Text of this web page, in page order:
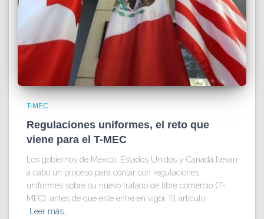
T-MEC
Regulaciones uniformes, el reto que
viene para el T-MEC
Los gobiernos de México, Estados Unidos y Canadá llevan
a cabo un proceso para contar con regulaciones
uniformes sobre su nuevo tratado de libre comercio (T-
MEC), antes de que éste entre en vigor. El artículo
Leer más…